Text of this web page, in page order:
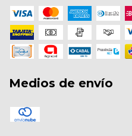
Medios de envío